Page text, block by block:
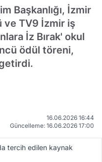
Başkanlığı, İzmir
ve TV9 İzmir iş
İz Bırak' okul
ödül töreni,
16.06.2026 16:44
Güncelleme: 16.06.2026 17:00
tercih edilen kaynak